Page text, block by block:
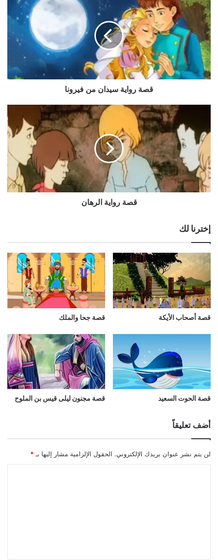
قصة رواية سيدان من فيرونا
قصة رواية الرهان
إخترنا لك
قصة أصحاب الأيكة قصة جحا والملك
قصة الحوت السعيد قصة مجنون ليلى قيس بن الملوح
أضف تعليقاً
لن يتم نشر عنوان بريدك الإلكتروني. الحقول الإلزامية مشار إليها بـ *